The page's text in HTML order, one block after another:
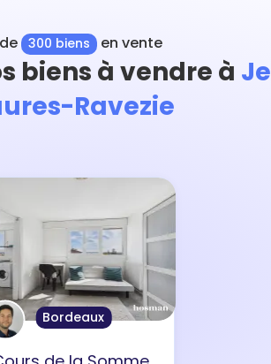
300 biens en vente
biens à vendre à
Ravezie
Bordeaux